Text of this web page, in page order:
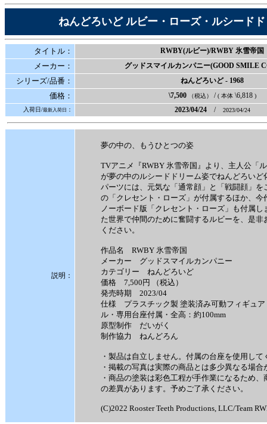
ねんどろいど ルビー・ローズ・ルシード
タイトル： RWBY(ルビー)/RWBY 氷雪帝国
メーカー： グッドスマイルカンパニー(GOOD SMILE
シリーズ/品番： ねんどろいど- 1968
価格： \7,500 （税込） /( 本体\6,818)
入荷日/最新入荷日 ： 2023/04/24/ 2023/04/24
説明：
夢の中の、もうひとつの姿
TVアニメ『RWBY 氷雪帝国』より、主人公「
が夢の中のルシードドリーム姿でねんどろいど
パーツには、元気な「通常顔」と「戦闘顔」を
の「クレセント・ローズ」が付属するほか、今
ノーボード版「クレセント・ローズ」も付属し
た世界で仲間のために奮闘するルビーを、是非
ください。
作品名 RWBY 氷雪帝国
メーカー グッドスマイルカンパニー
カテゴリー ねんどろいど
価格 7,500円 （税込）
発売時期 2023/04
仕様 プラスチック製 塗装済み可動フィギュア
ル・専用台座付属・全高：約100mm
原型制作 だいがく
制作協力 ねんどろん
・製品は自立しません。付属の台座を使用して
・掲載の写真は実際の商品とは多少異なる場合
・商品の塗装は彩色工程が手作業になるため、
の差異があります。予めご了承ください。
(C)2022 Rooster Teeth Productions, LLC/Team